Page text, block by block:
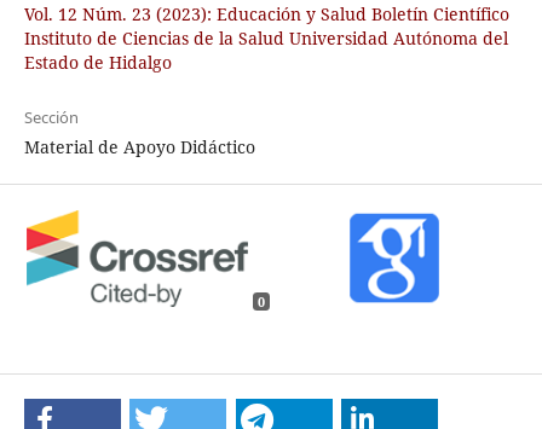
Vol. 12 Núm. 23 (2023): Educación y Salud Boletín Científico
Instituto de Ciencias de la Salud Universidad Autónoma del
Estado de Hidalgo
Sección
Material de Apoyo Didáctico
0